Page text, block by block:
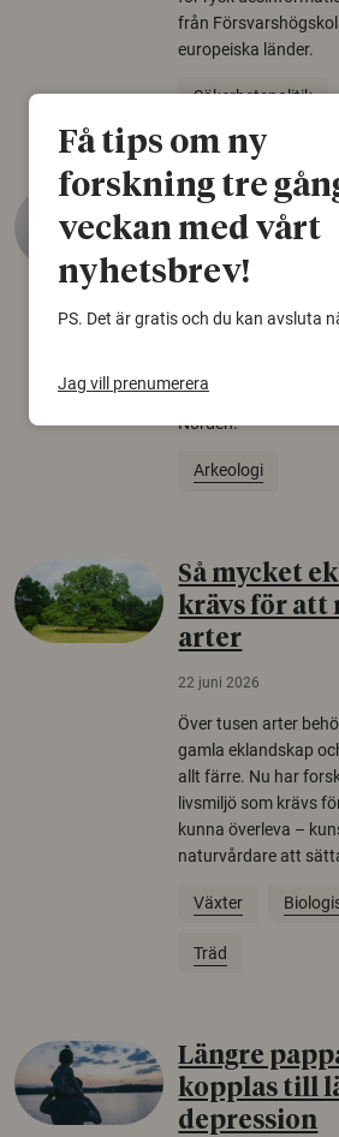
från
europeiska länder.
Säkerhetspolitik
Gammalt
äldsta sko
22 juni 2026
Det som arkeologer
skomode och
Norden.
Arkeologi
Så mycket
krävs för att
arter
22 juni 2026
Över tusen arter
gamla eklandskap
allt färre. Nu har
livsmiljö som krävs
kunna överleva –
naturvårdare att
Växter
Träd
Längre
kopplas till
depression
Få tips om ny
forskning tre
veckan med vårt
nyhetsbrev!
PS. Det är gratis och du kan avsluta
Jag vill prenumerera